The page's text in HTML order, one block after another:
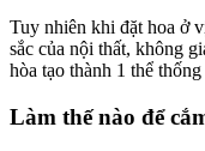
Tuy nhiên khi đặt hoa ở
sắc của nội thất, không
hòa tạo thành 1 thể thống
Làm thế nào để